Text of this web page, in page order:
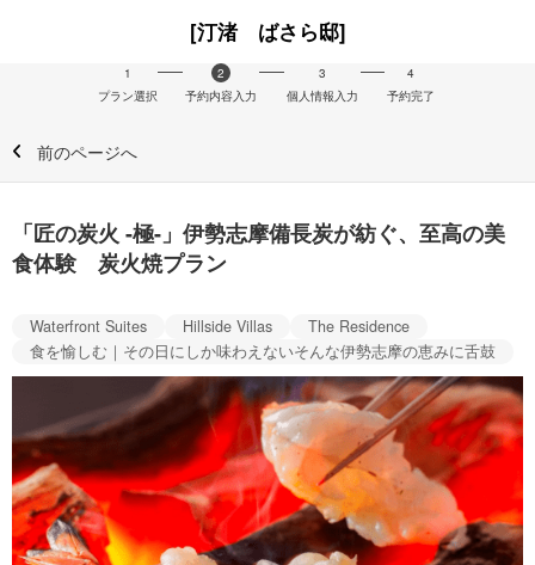
[汀渚 ばさら邸]
1
プラン選択
2
予約内容入力
3
個人情報入力
4
予約完了
前のページへ
「匠の炭火 -極-」伊勢志摩備長炭が紡ぐ、至高の美
食体験 炭火焼プラン
Waterfront Suites Hillside Villas
The Residence
食を愉しむ｜その日にしか味わえないそんな伊勢志摩の恵みに舌鼓